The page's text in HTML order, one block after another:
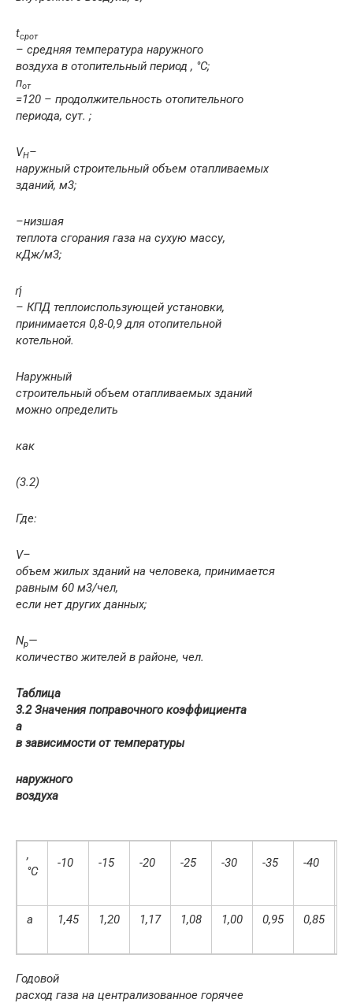
tcpот
– средняя темпе­ратура наружного
воздуха в отопительный период , °С;
пот
=120 – продолжитель­ность отопительного
периода, сут. ;
VH–
наружный строительный объем отапли­ваемых
зданий, м3;
–низшая
теплота сгорания газа на сухую массу,
кДж/м3;
ή
– КПД теплоиспользующей установки,
принимается 0,8-0,9 для отопительной
котельной.
Наружный
строительный объем отапливаемых зданий
можно определить
как
(3.2)
Где:
V–
объем жилых зданий на человека, принимается
равным 60 м3/чел,
если нет других данных;
Np—
количество жителей в районе, чел.
Таблица
3.2 Значения поправочного коэффициента
а
в зависимости от температуры
наружного
воздуха
,
°С
-10 -15 -20 -25 -30 -35 -40
а 1,45 1,20 1,17 1,08 1,00 0,95 0,85
Годовой
расход газа на централизованное горячее